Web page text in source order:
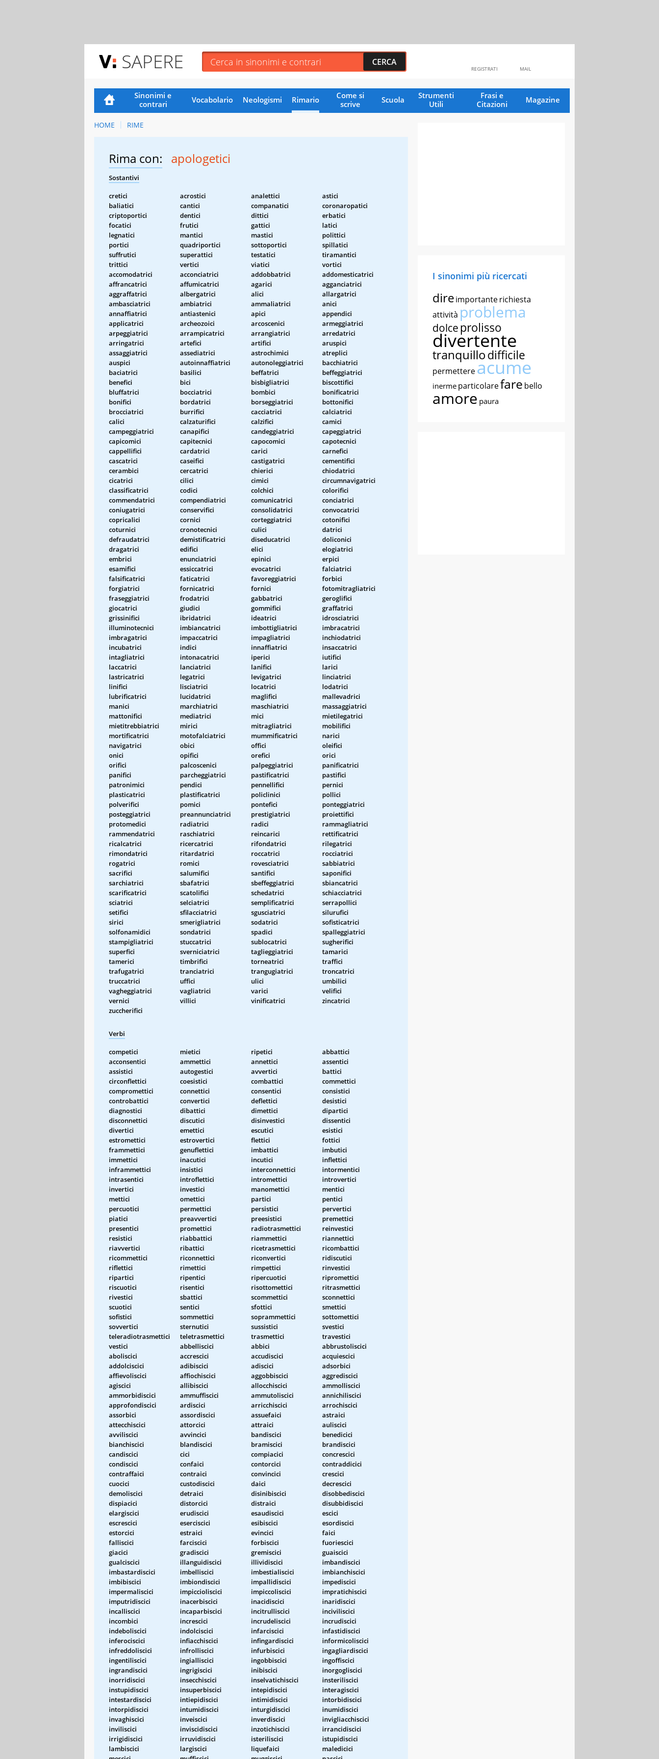
SAPERE MAIL
REGISTRATI
Sinonimi e
contrari
Vocabolario Neologismi Rimario
Come si
scrive
Scuola
Strumenti
Utili
Frasi e
Citazioni
Magazine
HOME RIME
Rima con: apologetici
Sostantivi
cretici acrostici analettici
astici
baliatici
cantici companatici
coronaropatici
criptoportici
dentici dittici
erbatici
focatici
frutici gattici
latici
legnatici
mantici mastici
polittici
portici
quadriportici sottoportici
spillatici
suffrutici
superattici testatici
tiramantici
trittici
vertici viatici
vortici
accomodatrici
acconciatrici addobbatrici
addomesticatrici
affrancatrici
affumicatrici agarici
agganciatrici
aggraffatrici
albergatrici alici
allargatrici
ambasciatrici
ambiatrici ammaliatrici
anici
annaffiatrici
antiastenici apici
appendici
applicatrici
archeozoici arcoscenici
armeggiatrici
arpeggiatrici
arrampicatrici arrangiatrici
arredatrici
arringatrici
artefici artifici
aruspici
assaggiatrici
assediatrici astrochimici
atreplici
auspici
autoinnaffiatrici autonoleggiatrici
bacchiatrici
baciatrici
basilici beffatrici
beffeggiatrici
benefici
bici bisbigliatrici
biscottifici
bluffatrici
bocciatrici bombici
bonificatrici
bonifici
bordatrici borseggiatrici
bottonifici
brocciatrici
burrifici cacciatrici
calciatrici
calici
calzaturifici calzifici
camici
campeggiatrici
canapifici candeggiatrici
capeggiatrici
capicomici
capitecnici capocomici
capotecnici
cappellifici
cardatrici carici
carnefici
cascatrici
caseifici castigatrici
cementifici
cerambici
cercatrici chierici
chiodatrici
cicatrici
cilici cimici
circumnavigatrici
classificatrici
codici colchici
colorifici
commendatrici
compendiatrici comunicatrici
conciatrici
coniugatrici
conservifici consolidatrici
convocatrici
copricalici
cornici corteggiatrici
cotonifici
coturnici
cronotecnici culici
datrici
defraudatrici
demistificatrici diseducatrici
doliconici
dragatrici
edifici elici
elogiatrici
embrici
enunciatrici epinici
erpici
esamifici
essiccatrici evocatrici
falciatrici
falsificatrici
faticatrici favoreggiatrici
forbici
forgiatrici
fornicatrici fornici
fotomitragliatrici
fraseggiatrici
frodatrici gabbatrici
geroglifici
giocatrici
giudici gommifici
graffatrici
grissinifici
ibridatrici ideatrici
idrosciatrici
illuminotecnici
imbiancatrici imbottigliatrici
imbracatrici
imbragatrici
impaccatrici impagliatrici
inchiodatrici
incubatrici
indici innaffiatrici
insaccatrici
intagliatrici
intonacatrici iperici
iutifici
laccatrici
lanciatrici lanifici
larici
lastricatrici
legatrici levigatrici
linciatrici
linifici
lisciatrici locatrici
lodatrici
lubrificatrici
lucidatrici maglifici
mallevadrici
manici
marchiatrici maschiatrici
massaggiatrici
mattonifici
mediatrici mici
mietilegatrici
mietitrebbiatrici
mirici mitragliatrici
mobilifici
mortificatrici
motofalciatrici mummificatrici
narici
navigatrici
obici offici
oleifici
onici
opifici orefici
orici
orifici
palcoscenici palpeggiatrici
panificatrici
panifici
parcheggiatrici pastificatrici
pastifici
patronimici
pendici pennellifici
pernici
plasticatrici
plastificatrici policlinici
pollici
polverifici
pomici pontefici
ponteggiatrici
posteggiatrici
preannunciatrici prestigiatrici
proiettifici
protomedici
radiatrici radici
rammagliatrici
rammendatrici
raschiatrici reincarici
rettificatrici
ricalcatrici
ricercatrici rifondatrici
rilegatrici
rimondatrici
ritardatrici roccatrici
rocciatrici
rogatrici
romici rovesciatrici
sabbiatrici
sacrifici
salumifici santifici
saponifici
sarchiatrici
sbafatrici sbeffeggiatrici
sbiancatrici
scarificatrici
scatolifici schedatrici
schiacciatrici
sciatrici
selciatrici semplificatrici
serrapollici
setifici
sfilacciatrici sgusciatrici
silurufici
sirici
smerigliatrici sodatrici
sofisticatrici
solfonamidici
sondatrici spadici
spalleggiatrici
stampigliatrici
stuccatrici sublocatrici
sugherifici
superfici
sverniciatrici taglieggiatrici
tamarici
tamerici
timbrifici torneatrici
traffici
trafugatrici
tranciatrici trangugiatrici
troncatrici
truccatrici
uffici ulici
umbilici
vagheggiatrici
vagliatrici varici
velifici
vernici
villici vinificatrici
zincatrici
zuccherifici
Verbi
competici mietici ripetici
abbattici
acconsentici
ammettici annettici
assentici
assistici
autogestici avvertici
battici
circonflettici
coesistici combattici
commettici
compromettici
connettici consentici
consistici
controbattici
convertici deflettici
desistici
diagnostici
dibattici dimettici
dipartici
disconnettici
discutici disinvestici
dissentici
divertici
emettici escutici
esistici
estromettici
estrovertici flettici
fottici
frammettici
genuflettici imbattici
imbutici
immettici
inacutici incutici
inflettici
inframmettici
insistici interconnettici
intormentici
intrasentici
introflettici intromettici
introvertici
invertici
investici manomettici
mentici
mettici
omettici partici
pentici
percuotici
permettici persistici
pervertici
piatici
preavvertici preesistici
premettici
presentici
promettici radiotrasmettici
reinvestici
resistici
riabbattici riammettici
riannettici
riavvertici
ribattici ricetrasmettici
ricombattici
ricommettici
riconnettici riconvertici
ridiscutici
riflettici
rimettici rimpettici
rinvestici
ripartici
ripentici ripercuotici
ripromettici
riscuotici
risentici risottomettici
ritrasmettici
rivestici
sbattici scommettici
sconnettici
scuotici
sentici sfottici
smettici
sofistici
sommettici soprammettici
sottomettici
sovvertici
sternutici sussistici
svestici
teleradiotrasmettici
teletrasmettici trasmettici
travestici
vestici
abbelliscici abbici
abbrustoliscici
aboliscici
accrescici accudiscici
acquiescici
addolciscici
adibiscici adiscici
adsorbici
affievoliscici
affiochiscici aggobbiscici
aggrediscici
agiscici
allibiscici allocchiscici
ammolliscici
ammorbidiscici
ammuffiscici ammutoliscici
annichiliscici
approfondiscici
ardiscici arricchiscici
arrochiscici
assorbici
assordiscici assuefaici
astraici
attecchiscici
attorcici attraici
auliscici
avviliscici
avvincici bandiscici
benedicici
bianchiscici
blandiscici bramiscici
brandiscici
candiscici
cici compiacici
concrescici
condiscici
confaici contorcici
contraddicici
contraffaici
contraici convincici
crescici
cuocici
custodiscici daici
decrescici
demoliscici
detraici disinibiscici
disobbediscici
dispiacici
distorcici distraici
disubbidiscici
elargiscici
erudiscici esaudiscici
escici
escrescici
eserciscici esibiscici
esordiscici
estorcici
estraici evincici
faici
falliscici
farciscici forbiscici
fuoriescici
giacici
gradiscici gremiscici
guaiscici
gualciscici
illanguidiscici illividiscici
imbandiscici
imbastardiscici
imbelliscici imbestialiscici
imbianchiscici
imbibiscici
imbiondiscici impallidiscici
impediscici
impermaliscici
impiccioliscici impiccoliscici
impratichiscici
imputridiscici
inacerbiscici inacidiscici
inaridiscici
incalliscici
incaparbiscici incitrulliscici
inciviliscici
incombici
increscici incrudeliscici
incrudiscici
indeboliscici
indolciscici infarciscici
infastidiscici
inferociscici
infiacchiscici infingardiscici
informicoliscici
infreddoliscici
infrolliscici infurbiscici
ingagliardiscici
ingentiliscici
ingialliscici ingobbiscici
ingoffiscici
ingrandiscici
ingrigiscici inibiscici
inorgogliscici
inorridiscici
insecchiscici inselvatichiscici
insteriliscici
instupidiscici
insuperbiscici intepidiscici
interagiscici
intestardiscici
intiepidiscici intimidiscici
intorbidiscici
intorpidiscici
intumidiscici inturgidiscici
inumidiscici
invaghiscici
inveiscici inverdiscici
invigliacchiscici
inviliscici
inviscidiscici inzotichiscici
irrancidiscici
irrigidiscici
irruvidiscici isteriliscici
istupidiscici
lambiscici
largiscici liquefaici
maledicici
I sinonimi più ricercati
direimportanterichiesta
attività problema
dolce prolisso
divertente
tranquillodifficile
permettereacume
inerme particolarefare bello
amore paura